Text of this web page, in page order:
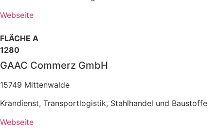
Webseite
FLÄCHE A
1280
GAAC Commerz GmbH
15749 Mittenwalde
Krandienst, Transportlogistik, Stahlhandel und Baustoffe
Webseite